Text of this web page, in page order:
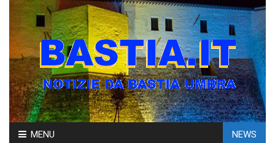
Skip MENU NEWS